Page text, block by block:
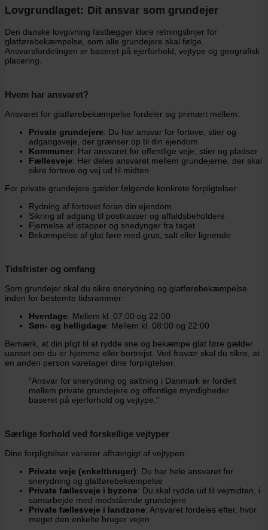
Lovgrundlaget: Dit ansvar som grundejer
Den danske lovgivning fastlægger klare retningslinjer for
glatførebekæmpelse, som alle grundejere skal følge.
Ansvarsfordelingen er baseret på ejerforhold, vejtype og geografisk
placering.
Hvem har ansvaret?
Ansvaret for glatførebekæmpelse fordeler sig primært mellem:
Private grundejere: Du har ansvar for fortove, stier og
adgangsveje, der grænser op til din ejendom
Kommuner: Har ansvaret for offentlige veje, stier og pladser
Fællesveje: Her deles ansvaret mellem grundejerne, der skal
sikre fortove og vej ud til midten
For private grundejere gælder følgende konkrete forpligtelser:
Rydning af fortovet foran din ejendom
Sikring af adgang til postkasser og affaldsbeholdere
Fjernelse af istapper og snedynger fra taget
Bekæmpelse af glat føre med grus, salt eller lignende
Tidsfrister og omfang
Som grundejer skal du sikre snerydning og glatførebekæmpelse
inden for bestemte tidsrammer:
Hverdage: Mellem kl. 07:00 og 22:00
Søn- og helligdage: Mellem kl. 08:00 og 22:00
Bemærk, at din pligt til at rydde sne og bekæmpe glat føre gælder
uanset om du er hjemme eller bortrejst. Ved fravær skal du sikre, at
en anden person varetager dine forpligtelser.
“Ansvar for snerydning og saltning i Danmark er fordelt
mellem private grundejere og offentlige myndigheder
baseret på ejerforhold og vejtype.”
Særlige forhold ved forskellige vejtyper
Dine forpligtelser varierer afhængigt af vejtypen:
Private veje (enkeltbruger): Du har hele ansvaret for
snerydning og glatførebekæmpelse
Private fællesveje i byzone: Du skal rydde ud til vejmidten, i
samarbejde med modstående grundejere
Private fællesveje i landzone: Ansvaret fordeles efter, hvor
meget den enkelte bruger vejen